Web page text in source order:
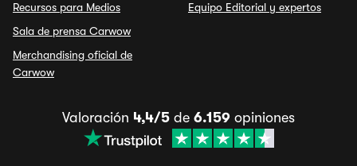
Recursos para Medios
Sala de prensa Carwow
Merchandising oficial de
Carwow
Equipo Editorial y expertos
Valoración 4,4/5 de 6.159 opiniones